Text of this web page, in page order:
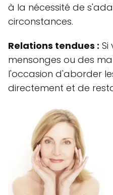
à la nécessité de
circonstances.
Relations tendues : Si
mensonges ou des
l'occasion d'aborder
directement et de